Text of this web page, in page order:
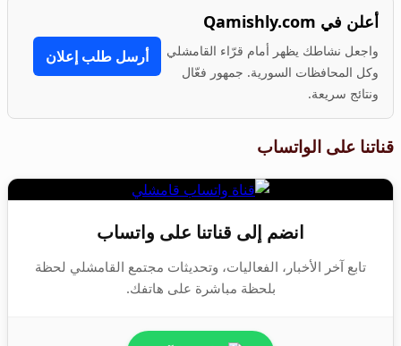
أعلن في Qamishly.com
واجعل نشاطك يظهر أمام قرّاء القامشلي
وكل المحافظات السورية. جمهور فعّال
ونتائج سريعة.
أرسل طلب إعلان
قناتنا على الواتساب
انضم إلى قناتنا على واتساب
تابع آخر الأخبار، الفعاليات، وتحديثات مجتمع القامشلي لحظة
بلحظة مباشرة على هاتفك.